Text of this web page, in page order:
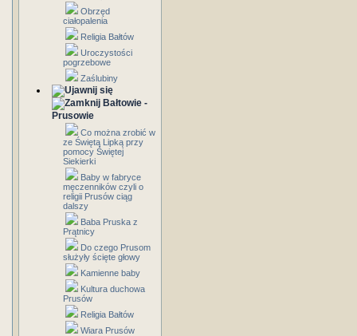
Obrzęd
ciałopalenia
Religia Bałtów
Uroczystości
pogrzebowe
Zaślubiny
Bałtowie -
Prusowie
Co można zrobić w
ze Świętą Lipką przy
pomocy Świętej
Siekierki
Baby w fabryce
męczenników czyli o
religii Prusów ciąg
dalszy
Baba Pruska z
Prątnicy
Do czego Prusom
służyły ścięte głowy
Kamienne baby
Kultura duchowa
Prusów
Religia Bałtów
Wiara Prusów